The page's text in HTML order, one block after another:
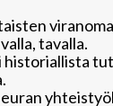
tavalla.